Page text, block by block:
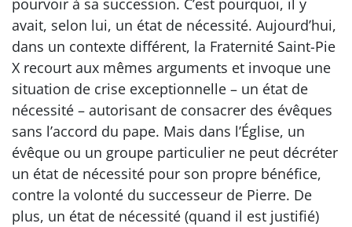
pourvoir à sa succession. C’est pourquoi, il y
avait, selon lui, un état de nécessité. Aujourd’hui,
dans un contexte différent, la Fraternité Saint-Pie
X recourt aux mêmes arguments et invoque une
situation de crise exceptionnelle – un état de
nécessité – autorisant de consacrer des évêques
sans l’accord du pape. Mais dans l’Église, un
évêque ou un groupe particulier ne peut décréter
un état de nécessité pour son propre bénéfice,
contre la volonté du successeur de Pierre. De
plus, un état de nécessité (quand il est justifié)